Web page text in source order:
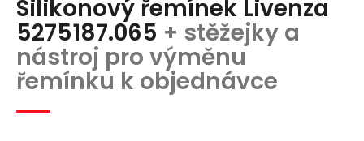
produktu
je
0,0
z
5
hvězdiček.
Silikonový řemínek Livenza
5275187.065 + stěžejky a
nástroj pro výměnu
řemínku k objednávce
a
j
í
t
?